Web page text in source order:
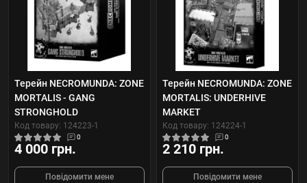
Терейн NECROMUNDA: ZONE
MORTALIS - GANG
STRONGHOLD
Код товару: 124223-1
0
4 000 грн.
Повідомити мене
Терейн NECROMUNDA: ZONE
MORTALIS: UNDERHIVE
MARKET
Код товару: 124224-1
0
2 210 грн.
Повідомити мене